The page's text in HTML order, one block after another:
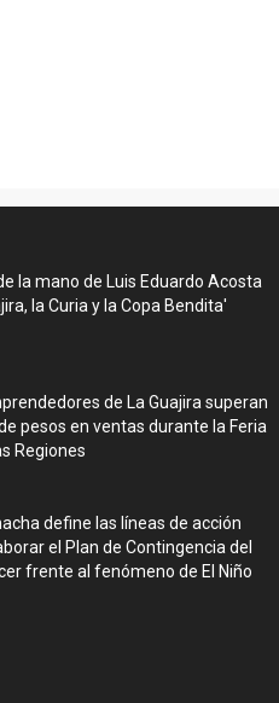
la mano de Luis Eduardo Acosta
la Curia y la Copa Bendita'
de La Guajira superan
pesos en ventas durante la Feria
Regiones
define las líneas de acción
el Plan de Contingencia del
frente al fenómeno de El Niño